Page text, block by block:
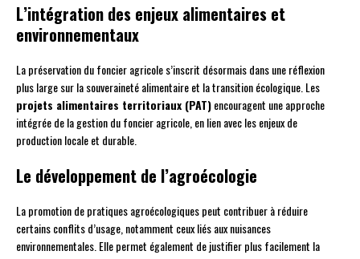
L’intégration des enjeux alimentaires et
environnementaux
La préservation du foncier agricole s’inscrit désormais dans une réflexion
plus large sur la souveraineté alimentaire et la transition écologique. Les
projets alimentaires territoriaux (PAT)encouragent une approche
intégrée de la gestion du foncier agricole, en lien avec les enjeux de
production locale et durable.
Le développement de l’agroécologie
La promotion de pratiques agroécologiques peut contribuer à réduire
certains conflits d’usage, notamment ceux liés aux nuisances
environnementales. Elle permet également de justifier plus facilement la